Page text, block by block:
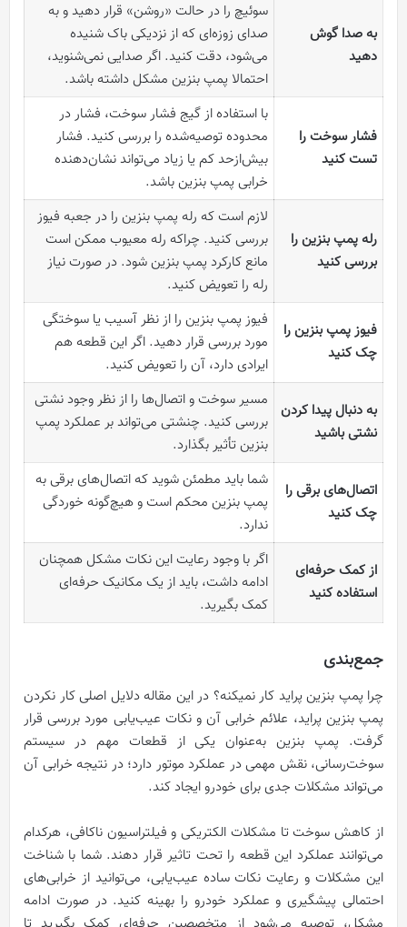
به صدا گوش
دهید
سوئیچ را در حالت «روشن» قرار دهید و به
صدای زوزه‌ای که از نزدیکی باک شنیده
می‌شود، دقت کنید. اگر صدایی نمی‌شنوید،
احتمالا پمپ بنزین مشکل داشته باشد.
فشار سوخت را
تست کنید
با استفاده از گیج فشار سوخت، فشار در
محدوده توصیه‌شده را بررسی کنید. فشار
بیش‌ازحد کم یا زیاد می‌تواند نشان‌دهنده
خرابی پمپ بنزین باشد.
رله پمپ بنزین را
بررسی کنید
لازم است که رله پمپ بنزین را در جعبه فیوز
بررسی کنید. چراکه رله معیوب ممکن است
مانع کارکرد پمپ بنزین شود. در صورت نیاز
رله را تعویض کنید.
فیوز پمپ بنزین را
چک کنید
فیوز پمپ بنزین را از نظر آسیب یا سوختگی
مورد بررسی قرار دهید. اگر این قطعه هم
ایرادی دارد، آن را تعویض کنید.
به دنبال پیدا کردن
نشتی باشید
مسیر سوخت و اتصال‌ها را از نظر وجود نشتی
بررسی کنید. چنشتی می‌تواند بر عملکرد پمپ
بنزین تأثیر بگذارد.
اتصال‌های برقی را
چک کنید
شما باید مطمئن شوید که اتصال‌های برقی به
پمپ بنزین محکم است و هیچ‌گونه خوردگی
ندارد.
از کمک حرفه‌ای
استفاده کنید
اگر با وجود رعایت این نکات مشکل همچنان
ادامه داشت، باید از یک مکانیک حرفه‌ای
کمک بگیرید.
جمع‌بندی
چرا پمپ بنزین پراید کار نمیکنه؟ در این مقاله دلایل اصلی کار نکردن
پمپ بنزین پراید، علائم خرابی آن و نکات عیب‌یابی مورد بررسی قرار
گرفت. پمپ بنزین به‌عنوان یکی از قطعات مهم در سیستم
سوخت‌رسانی، نقش مهمی در عملکرد موتور دارد؛ در نتیجه خرابی آن
می‌تواند مشکلات جدی برای خودرو ایجاد کند.
از کاهش سوخت تا مشکلات الکتریکی و فیلتراسیون ناکافی، هرکدام
می‌توانند عملکرد این قطعه را تحت تاثیر قرار دهند. شما با شناخت
این مشکلات و رعایت نکات ساده عیب‌یابی، می‌توانید از خرابی‌های
احتمالی پیشگیری و عملکرد خودرو را بهینه کنید. در صورت ادامه